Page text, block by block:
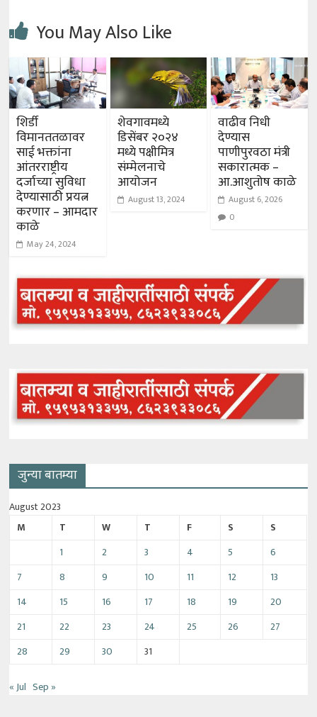
You May Also Like
शिर्डी
विमानततळावर
साई भक्तांना
आंतरराष्ट्रीय
दर्जाच्या सुविधा
देण्यासाठी प्रयत्न
करणार – आमदार
काळे
May 24, 2024
शेवगावमध्ये
डिसेंबर २०२४
मध्ये पक्षीमित्र
संम्मेलनाचे
आयोजन
August 13, 2024
वाढीव निधी
देण्यास
पाणीपुरवठा मंत्री
सकारात्मक –
आ.आशुतोष काळे
August 6, 2026
0
जुन्या बातम्या
August 2023
M
T W T F S
S
1
2 3 4 5
6
7
8 9 10 11 12
13
14
15 16 17 18 19
20
21
22 23 24 25 26
27
28
29 30 31
« Jul Sep »